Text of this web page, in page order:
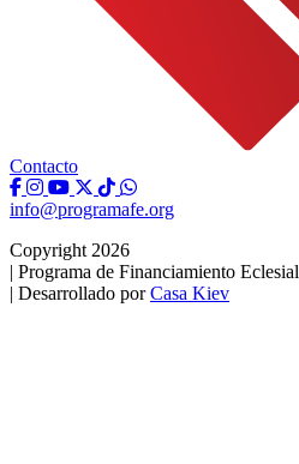
Contacto
info@programafe.org
Copyright 2026
| Programa de Financiamiento Eclesial
| Desarrollado porCasa Kiev